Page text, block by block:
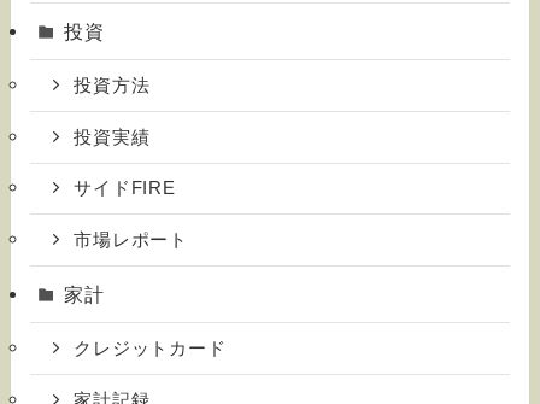
投資
投資方法
投資実績
サイドFIRE
市場レポート
家計
クレジットカード